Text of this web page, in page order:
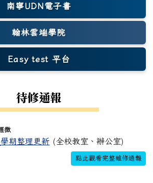
南寧UDN電子書
翰林雲端學院
Easy test 平台
(另開新視窗)
待修通報
微
期整理更新 (全校教室、辦公室)
點此觀看完整維修通報